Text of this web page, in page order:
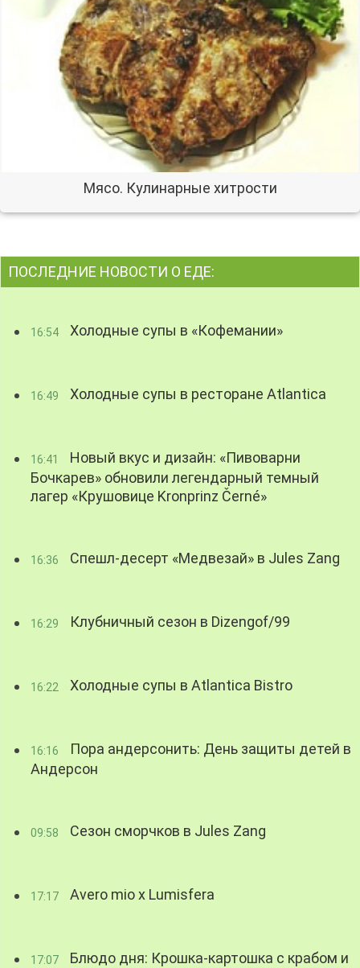
Мясо. Кулинарные хитрости
ПОСЛЕДНИЕ НОВОСТИ О ЕДЕ:
16:54 Холодные супы в «Кофемании»
16:49 Холодные супы в ресторане Atlantica
16:41
Новый вкус и дизайн: «Пивоварни
Бочкарев» обновили легендарный темный
лагер «Крушовице Kronprinz Černé»
16:36 Спешл-десерт «Медвезай» в Jules Zang
16:29 Клубничный сезон в Dizengof/99
16:22 Холодные супы в Atlantica Bistro
16:16
Пора андерсонить: День защиты детей в
Андерсон
09:58 Сезон сморчков в Jules Zang
17:17 Avero mio x Lumisfera
17:07 Блюдо дня: Крошка-картошка с крабом и